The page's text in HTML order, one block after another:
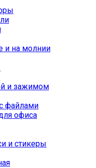
и на молнии
и зажимом
файлами
офиса
и стикеры